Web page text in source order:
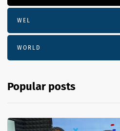
WEL
WORLD
Popular posts